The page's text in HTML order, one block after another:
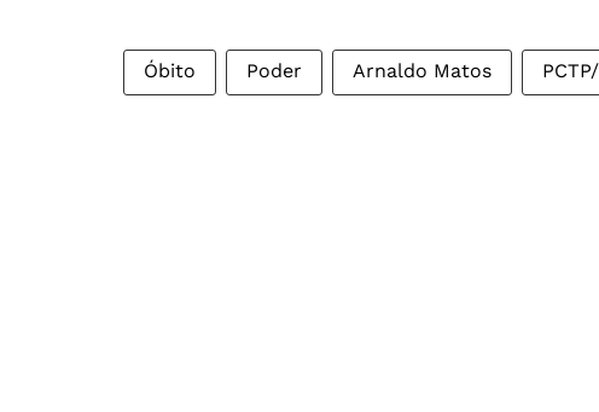
Óbito Poder Arnaldo Matos